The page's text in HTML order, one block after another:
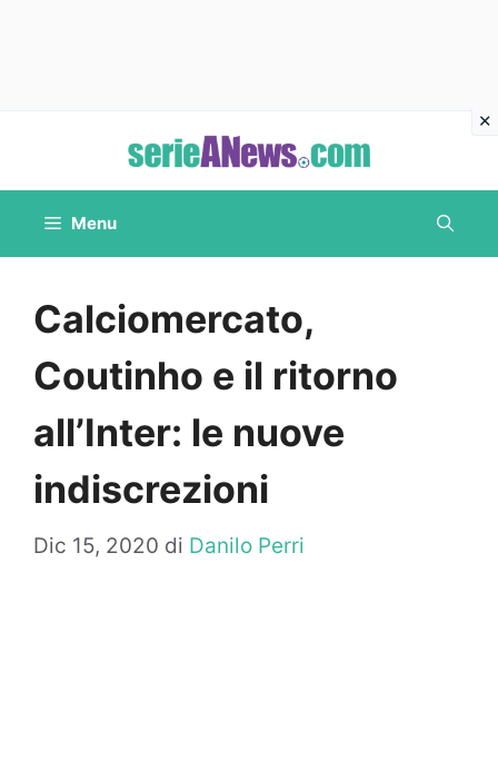
contenuto
Menu
Calciomercato,
Coutinho e il ritorno
all’Inter: le nuove
indiscrezioni
Dic 15, 2020 di Danilo Perri